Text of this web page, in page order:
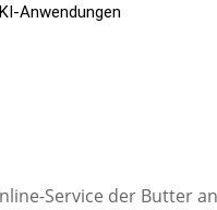
Anwendungen
Service der Butter